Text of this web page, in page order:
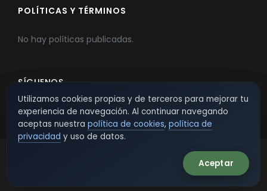
POLÍTICAS Y TÉRMINOS
No hay políticas publicadas.
SÍGUENOS
© 2026 TSW - TecnoServiWeb. All Rights Reserved.
Utilizamos cookies propias y de terceros para mejorar tu
experiencia de navegación. Al continuar navegando
aceptas nuestra política de cookies, política de
privacidad y uso de datos.
Aceptar